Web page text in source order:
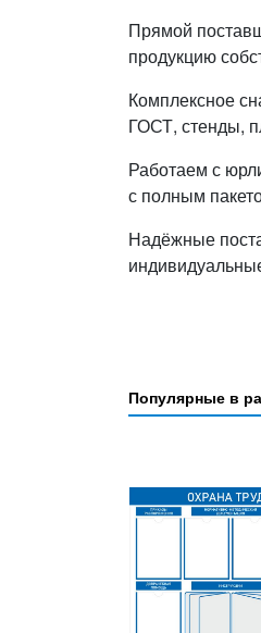
Прямой
продукцию
Комплексное
ГОСТ, стенды,
Работаем с
с полным
Надёжные
Популярные в